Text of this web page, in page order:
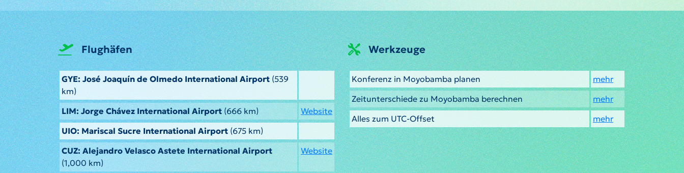
Flughäfen
GYE: José Joaquín de Olmedo International Airport (539
km)
LIM: Jorge Chávez International Airport(666 km)
Website
UIO: Mariscal Sucre International Airport (675 km)
CUZ: Alejandro Velasco Astete International Airport
(1,000 km)
Website
Werkzeuge
Konferenz in Moyobamba planen
mehr
Zeitunterschiede zu Moyobamba berechnen
mehr
Alles zum UTC-Offset
mehr